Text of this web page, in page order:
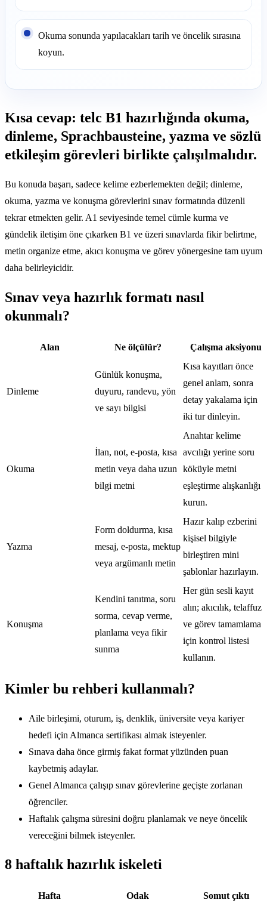
Okuma sonunda yapılacakları tarih ve öncelik sırasına
koyun.
Kısa cevap: telc B1 hazırlığında okuma,
dinleme, Sprachbausteine, yazma ve sözlü
etkileşim görevleri birlikte çalışılmalıdır.
Bu konuda başarı, sadece kelime ezberlemekten değil; dinleme,
okuma, yazma ve konuşma görevlerini sınav formatında düzenli
tekrar etmekten gelir. A1 seviyesinde temel cümle kurma ve
gündelik iletişim öne çıkarken B1 ve üzeri sınavlarda fikir belirtme,
metin organize etme, akıcı konuşma ve görev yönergesine tam uyum
daha belirleyicidir.
Sınav veya hazırlık formatı nasıl
okunmalı?
Alan Ne ölçülür? Çalışma aksiyonu
Dinleme
Günlük konuşma,
duyuru, randevu, yön
ve sayı bilgisi
Kısa kayıtları önce
genel anlam, sonra
detay yakalama için
iki tur dinleyin.
Okuma
İlan, not, e-posta, kısa
metin veya daha uzun
bilgi metni
Anahtar kelime
avcılığı yerine soru
köküyle metni
eşleştirme alışkanlığı
kurun.
Yazma
Form doldurma, kısa
mesaj, e-posta, mektup
veya argümanlı metin
Hazır kalıp ezberini
kişisel bilgiyle
birleştiren mini
şablonlar hazırlayın.
Konuşma
Kendini tanıtma, soru
sorma, cevap verme,
planlama veya fikir
sunma
Her gün sesli kayıt
alın; akıcılık, telaffuz
ve görev tamamlama
için kontrol listesi
kullanın.
Kimler bu rehberi kullanmalı?
Aile birleşimi, oturum, iş, denklik, üniversite veya kariyer
hedefi için Almanca sertifikası almak isteyenler.
Sınava daha önce girmiş fakat format yüzünden puan
kaybetmiş adaylar.
Genel Almanca çalışıp sınav görevlerine geçişte zorlanan
öğrenciler.
Haftalık çalışma süresini doğru planlamak ve neye öncelik
vereceğini bilmek isteyenler.
8 haftalık hazırlık iskeleti
Hafta Odak Somut çıktı